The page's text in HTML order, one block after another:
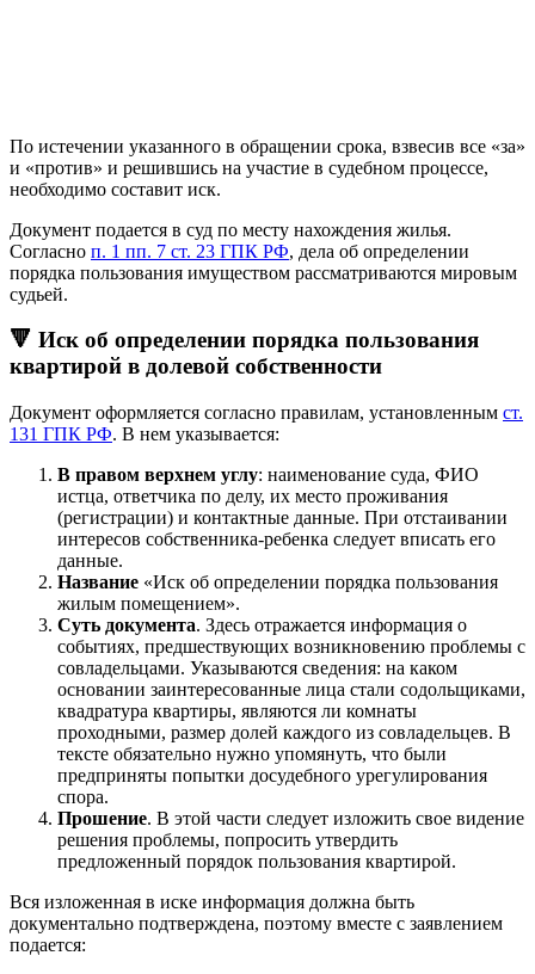
По истечении указанного в обращении срока, взвесив все «за»
и «против» и решившись на участие в судебном процессе,
необходимо составит иск.
Документ подается в суд по месту нахождения жилья.
Согласно п. 1 пп. 7 ст. 23 ГПК РФ, дела об определении
порядка пользования имуществом рассматриваются мировым
судьей.
🔻 Иск об определении порядка пользования
квартирой в долевой собственности
Документ оформляется согласно правилам, установленным ст.
131 ГПК РФ. В нем указывается:
В правом верхнем углу: наименование суда, ФИО
истца, ответчика по делу, их место проживания
(регистрации) и контактные данные. При отстаивании
интересов собственника-ребенка следует вписать его
данные.
Название «Иск об определении порядка пользования
жилым помещением».
Суть документа. Здесь отражается информация о
событиях, предшествующих возникновению проблемы с
совладельцами. Указываются сведения: на каком
основании заинтересованные лица стали содольщиками,
квадратура квартиры, являются ли комнаты
проходными, размер долей каждого из совладельцев. В
тексте обязательно нужно упомянуть, что были
предприняты попытки досудебного урегулирования
спора.
Прошение. В этой части следует изложить свое видение
решения проблемы, попросить утвердить
предложенный порядок пользования квартирой.
Вся изложенная в иске информация должна быть
документально подтверждена, поэтому вместе с заявлением
подается: